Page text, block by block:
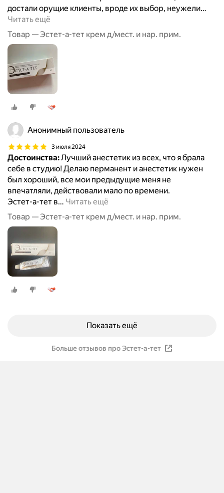
достали орущие клиенты, вроде их выбор, неужели…
Читать ещё
Товар — Эстет-а-тет крем д/мест. и нар. прим.
Анонимный пользователь
3 июля 2024
Достоинства:Лучший анестетик из всех, что я брала
себе в студию! Делаю перманент и анестетик нужен
был хороший, все мои предыдущие меня не
впечатляли, действовали мало по времени.
Эстет-а-тет в… Читать ещё
Товар — Эстет-а-тет крем д/мест. и нар. прим.
Показать ещё
Больше отзывов про Эстет-а-тет